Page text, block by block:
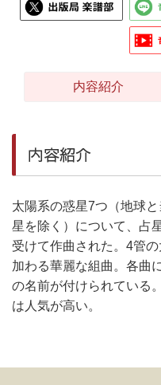
内容紹介
内容紹介
太陽系の惑星7つ（地球
星を除く）について、占
受けて作曲された。4管
加わる華麗な組曲。各曲
の名前が付けられている
は人気が高い。